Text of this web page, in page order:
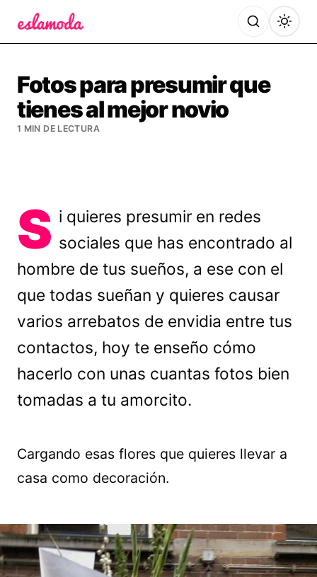
Fotos para presumir que
tienes al mejor novio
1 MIN DE LECTURA
S i quieres presumir en redes
sociales que has encontrado al
hombre de tus sueños, a ese con el
que todas sueñan y quieres causar
varios arrebatos de envidia entre tus
contactos, hoy te enseño cómo
hacerlo con unas cuantas fotos bien
tomadas a tu amorcito.
Cargando esas flores que quieres llevar a
casa como decoración.